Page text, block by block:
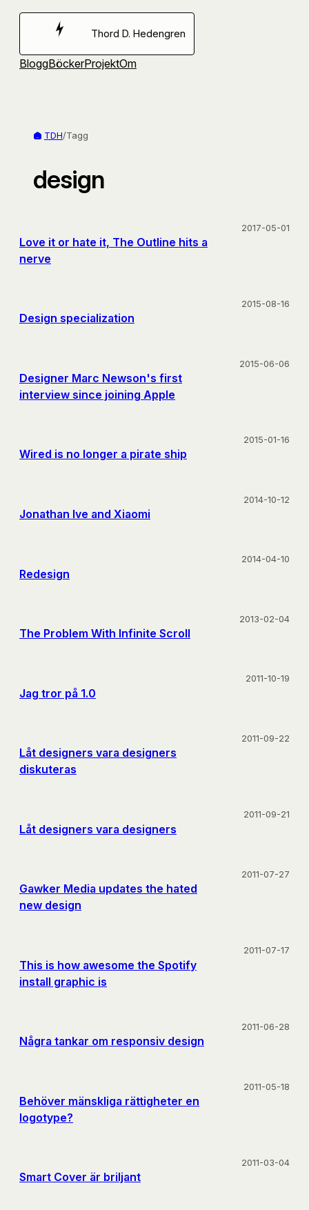
Hoppa
Thord D. Hedengren
BloggBöckerProjektOm
TDH/Tagg
design
Love it or hate it, The Outline hits a
nerve
2017-05-01
Design specialization
2015-08-16
Designer Marc Newson's first
interview since joining Apple
2015-06-06
Wired is no longer a pirate ship
2015-01-16
Jonathan Ive and Xiaomi
2014-10-12
Redesign
2014-04-10
The Problem With Infinite Scroll
2013-02-04
Jag tror på 1.0
2011-10-19
Låt designers vara designers
diskuteras
2011-09-22
Låt designers vara designers
2011-09-21
Gawker Media updates the hated
new design
2011-07-27
This is how awesome the Spotify
install graphic is
2011-07-17
Några tankar om responsiv design
2011-06-28
Behöver mänskliga rättigheter en
logotype?
2011-05-18
Smart Cover är briljant
2011-03-04